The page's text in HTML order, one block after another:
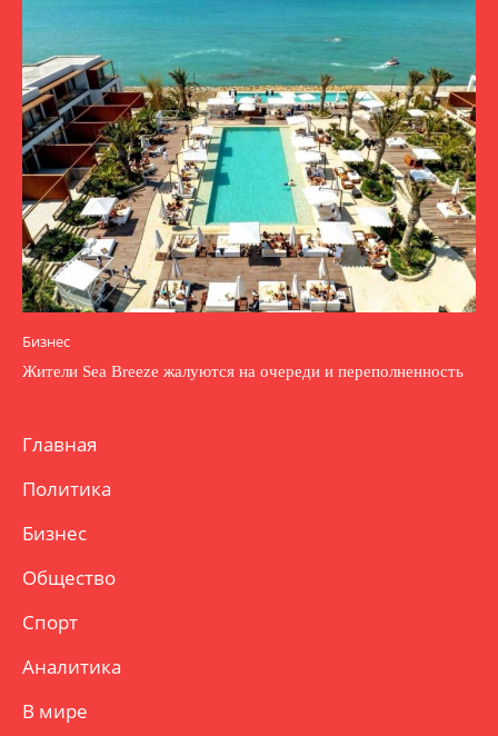
Бизнес
Жители Sea Breeze жалуются на очереди и переполненность
Главная
Политика
Бизнес
Общество
Спорт
Аналитика
В мире